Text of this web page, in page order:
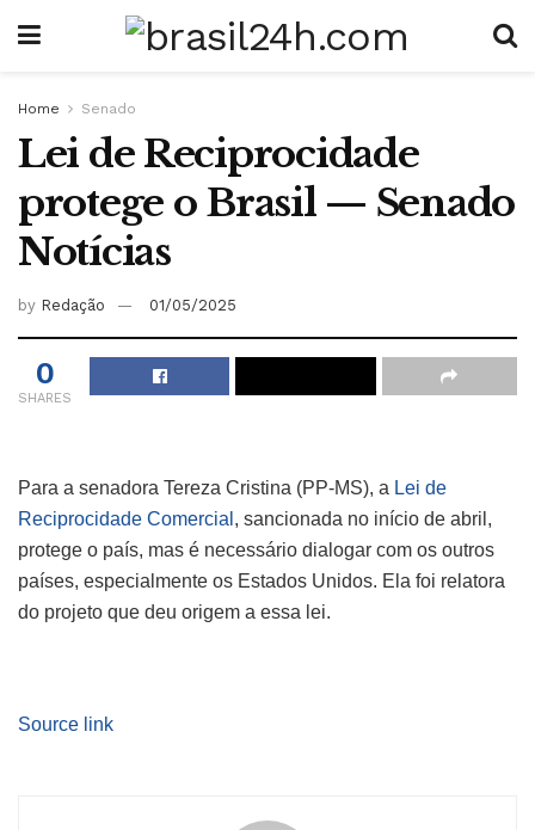
Home Senado
Lei de Reciprocidade
protege o Brasil — Senado
Notícias
by Redação 01/05/2025
0
SHARES
Para a senadora Tereza Cristina (PP-MS), a Lei de
Reciprocidade Comercial , sancionada no início de abril,
protege o país, mas é necessário dialogar com os outros
países, especialmente os Estados Unidos. Ela foi relatora
do projeto que deu origem a essa lei.
Source link